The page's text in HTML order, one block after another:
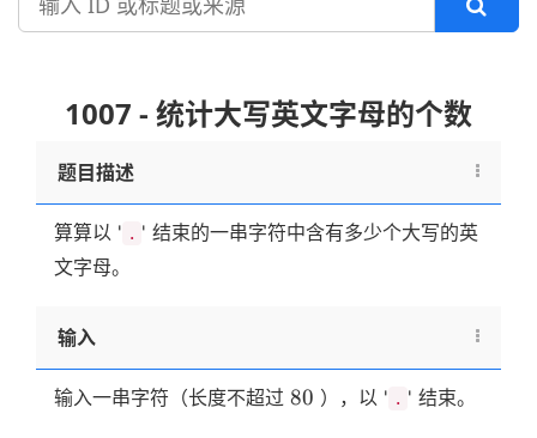
1007 - 统计大写英文字母的个数
题目描述
算算以 ' . ' 结束的一串字符中含有多少个大写的英
文字母。
输入
输入一串字符（长度不超过 80
80 ），以 ' . ' 结束。